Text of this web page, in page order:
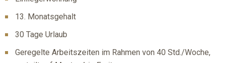
13. Monatsgehalt
30 Tage Urlaub
Geregelte Arbeitszeiten im Rahmen von 40 Std./Woche,